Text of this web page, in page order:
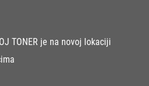
TONER je na novoj lokaciji